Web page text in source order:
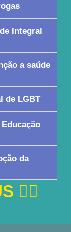
Integral
a saúde
de LGBT
da
👇🏼